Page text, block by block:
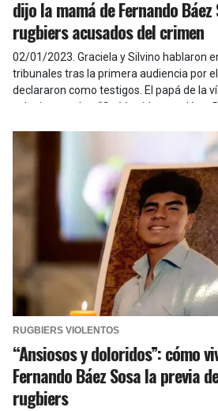
dijo la mamá de Fernando
rugbiers acusados del crimen
02/01/2023 Graciela y Silvino hablaron
tribunales tras la primera audiencia por
declararon como testigos. El papá de la
ocho imputados: “Qué le pidan perdón a
RUGBIERS VIOLENTOS
“Ansiosos y doloridos”: cómo
Fernando Báez Sosa la previa
rugbiers